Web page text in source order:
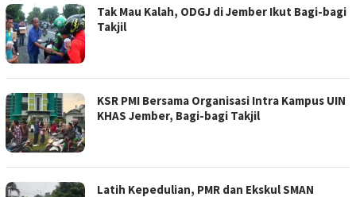
Tak Mau Kalah, ODGJ di Jember Ikut Bagi-bagi
Takjil
KSR PMI Bersama Organisasi Intra Kampus UIN
KHAS Jember, Bagi-bagi Takjil
Latih Kepedulian, PMR dan Ekskul SMAN